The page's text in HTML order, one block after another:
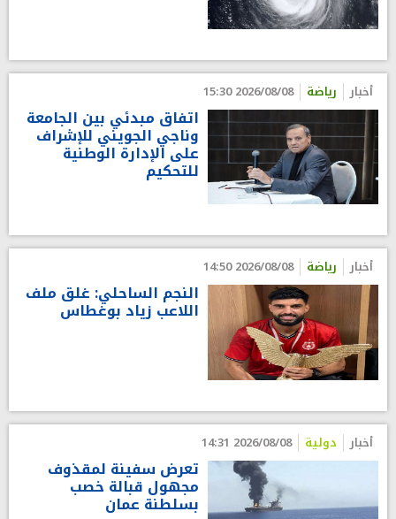
أخبار رياضة 2026/08/08 15:30
اتفاق مبدئي بين الجامعة
وناجي الجويني للإشراف
على الإدارة الوطنية
للتحكيم
أخبار رياضة 2026/08/08 14:50
النجم الساحلي: غلق ملف
اللاعب زياد بوغطاس
أخبار دولية 2026/08/08 14:31
تعرض سفينة لمقذوف
مجهول قبالة خصب
بسلطنة عمان